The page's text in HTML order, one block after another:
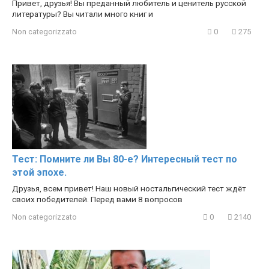
Привет, друзья! Вы преданный любитель и ценитель русской
литературы? Вы читали много книг и
Non categorizzato 0 275
Тест: Помните ли Вы 80-е? Интересный тест по
этой эпохе.
Друзья, всем привет! Наш новый ностальгический тест ждёт
своих победителей. Перед вами 8 вопросов
Non categorizzato 0 2140